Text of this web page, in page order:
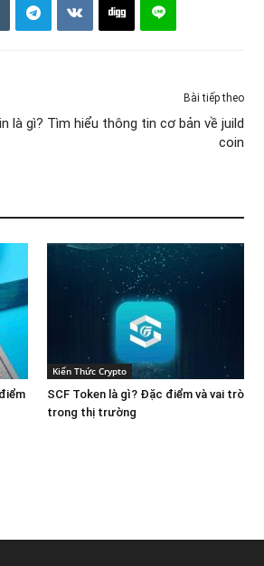
Bài tiếp theo
là gì? Tìm hiểu thông tin cơ bản về juild
coin
Kiến Thức Crypto
SCF Token là gì? Đặc điểm và vai trò
trong thị trường